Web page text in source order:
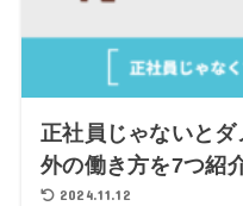
正社員じゃないと
外の働き方を7つ紹
2024.11.12